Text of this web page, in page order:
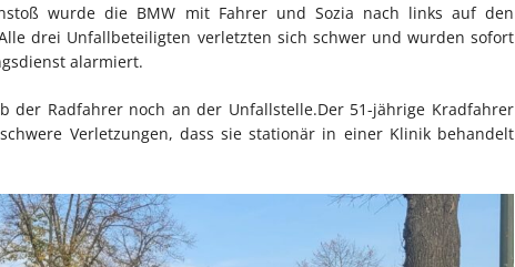
wurde die BMW mit Fahrer und Sozia nach links auf den
drei Unfallbeteiligten verletzten sich schwer und wurden sofort
alarmiert.
der Radfahrer noch an der Unfallstelle.Der 51-jährige Kradfahrer
Verletzungen, dass sie stationär in einer Klinik behandelt